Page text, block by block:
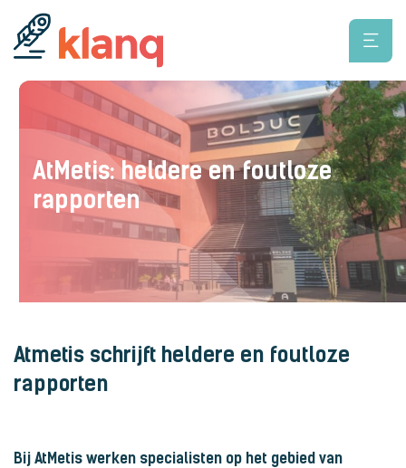
AtMetis: heldere en foutloze
rapporten
Atmetis schrijft heldere en foutloze
rapporten
Bij AtMetis werken specialisten op het gebied van